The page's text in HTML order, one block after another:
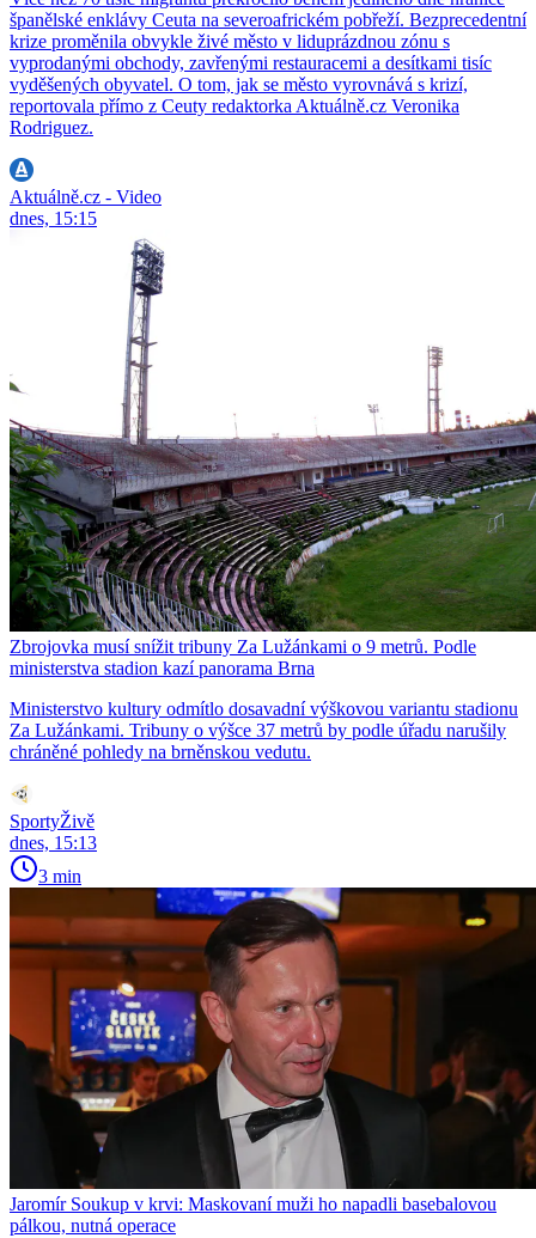
španělské enklávy Ceuta na severoafrickém pobřeží. Bezprecedentní
krize proměnila obvykle živé město v liduprázdnou zónu s
vyprodanými obchody, zavřenými restauracemi a desítkami tisíc
vyděšených obyvatel. O tom, jak se město vyrovnává s krizí,
reportovala přímo z Ceuty redaktorka Aktuálně.cz Veronika
Rodriguez.
Aktuálně.cz - Video
dnes, 15:15
Zbrojovka musí snížit tribuny Za Lužánkami o 9 metrů. Podle
ministerstva stadion kazí panorama Brna
Ministerstvo kultury odmítlo dosavadní výškovou variantu stadionu
Za Lužánkami. Tribuny o výšce 37 metrů by podle úřadu narušily
chráněné pohledy na brněnskou vedutu.
SportyŽivě
dnes, 15:13
3 min
Jaromír Soukup v krvi: Maskovaní muži ho napadli basebalovou
pálkou, nutná operace